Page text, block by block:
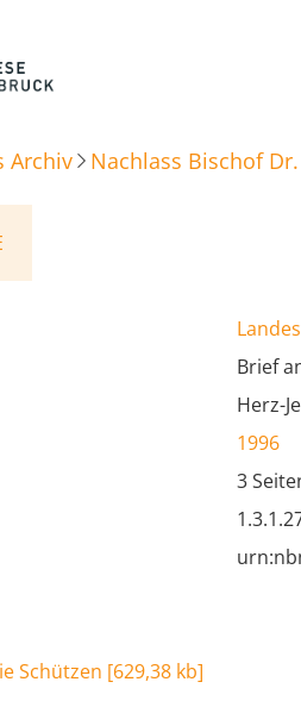
Archiv Nachlass Bischof
Brief
Herz-
1996
3
Schützen [629,38 kb]